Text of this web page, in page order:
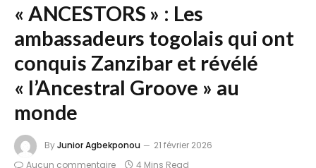
« ANCESTORS » : Les
ambassadeurs togolais qui ont
conquis Zanzibar et révélé
« l’Ancestral Groove » au
monde
ByJunior Agbekponou
21 février 2026
Aucun commentaire
4 Mins Read